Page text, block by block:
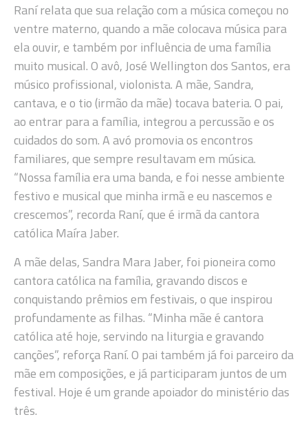
Raní relata que sua relação com a música começou no
ventre materno, quando a mãe colocava música para
ela ouvir, e também por influência de uma família
muito musical. O avô, José Wellington dos Santos, era
músico profissional, violonista. A mãe, Sandra,
cantava, e o tio (irmão da mãe) tocava bateria. O pai,
ao entrar para a família, integrou a percussão e os
cuidados do som. A avó promovia os encontros
familiares, que sempre resultavam em música.
“Nossa família era uma banda, e foi nesse ambiente
festivo e musical que minha irmã e eu nascemos e
crescemos”, recorda Raní, que é irmã da cantora
católica Maíra Jaber.
A mãe delas, Sandra Mara Jaber, foi pioneira como
cantora católica na família, gravando discos e
conquistando prêmios em festivais, o que inspirou
profundamente as filhas. “Minha mãe é cantora
católica até hoje, servindo na liturgia e gravando
canções”, reforça Raní. O pai também já foi parceiro da
mãe em composições, e já participaram juntos de um
festival. Hoje é um grande apoiador do ministério das
três.